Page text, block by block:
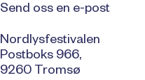
Send oss en e-post
Nordlysfestivalen
Postboks 966,
9260 Tromsø